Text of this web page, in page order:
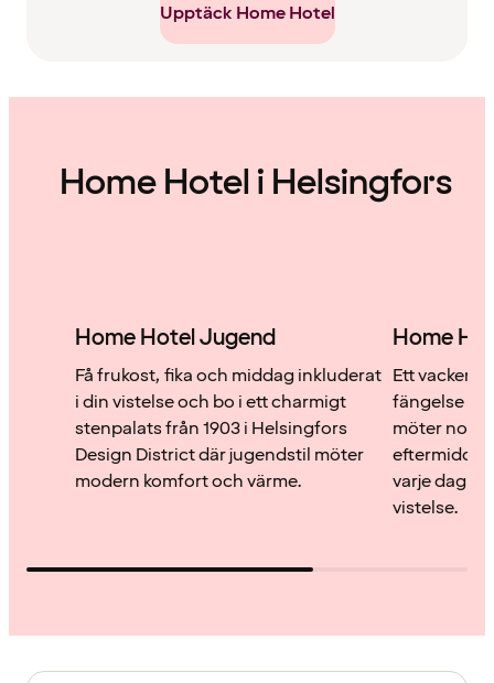
Upptäck Home Hotel
Home Hotel i Helsingfors
Home Hotel Jugend
Få frukost, fika och middag inkluderat
i din vistelse och bo i ett charmigt
stenpalats från 1903 i Helsingfors
Design District där jugendstil möter
modern komfort och värme.
Home
Ett vackert
fängelse på
möter
varje dag
vistelse.